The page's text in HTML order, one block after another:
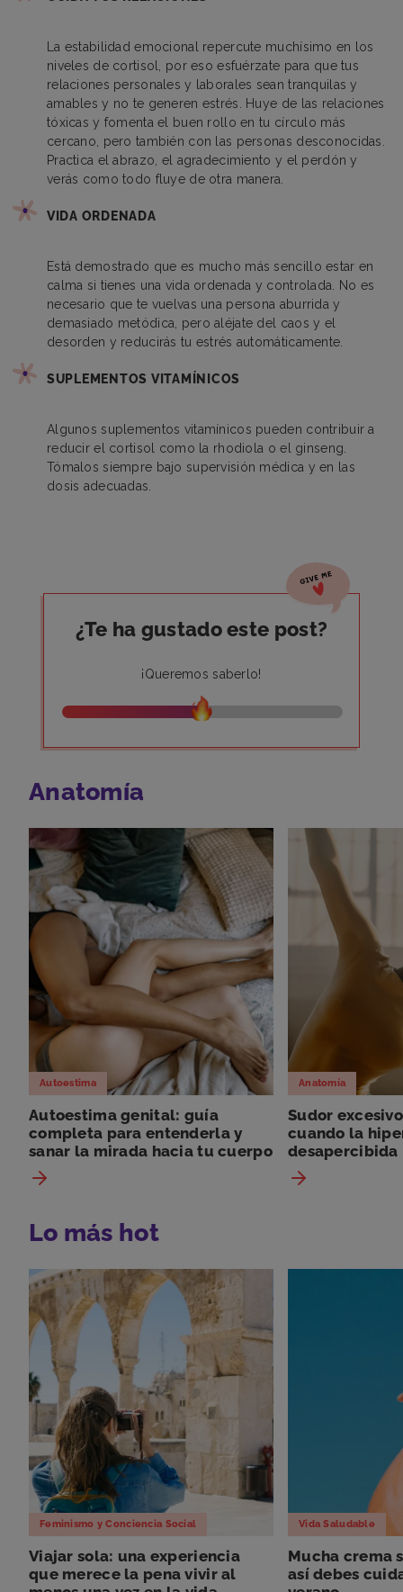
La estabilidad emocional repercute muchísimo en los
niveles de cortisol, por eso esfuérzate para que tus
relaciones personales y laborales sean tranquilas y
amables y no te generen estrés. Huye de las relaciones
tóxicas y fomenta el buen rollo en tu círculo más
cercano, pero también con las personas desconocidas.
Practica el abrazo, el agradecimiento y el perdón y
verás como todo fluye de otra manera.
VIDA ORDENADA
Está demostrado que es mucho más sencillo estar en
calma si tienes una vida ordenada y controlada. No es
necesario que te vuelvas una persona aburrida y
demasiado metódica, pero aléjate del caos y el
desorden y reducirás tu estrés automáticamente.
SUPLEMENTOS VITAMÍNICOS
Algunos suplementos vitamínicos pueden contribuir a
reducir el cortisol como la rhodiola o el ginseng.
Tómalos siempre bajo supervisión médica y en las
dosis adecuadas.
¿Te ha gustado este post?
¡Queremos saberlo!
Anatomía
Autoestima
Autoestima genital: guía
completa para entenderla y
sanar la mirada hacia tu cuerpo
Anatomía
Sudor
cuando la
desapercibida
Lo más hot
Feminismo y Conciencia Social
Viajar sola: una experiencia
que merece la pena vivir al
Vida Saludable
Mucha crema
así debes